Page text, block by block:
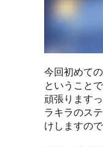
今回初めて
ということ
頑張ります
ラキラのス
けしますの